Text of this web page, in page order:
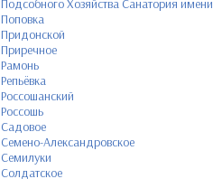
Подсобного Хозяйства Санатория
Поповка
Придонской
Приречное
Рамонь
Репьёвка
Россошанский
Россошь
Садовое
Семено-Александровское
Семилуки
Солдатское